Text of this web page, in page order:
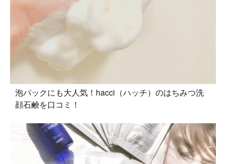
泡パックにも大人気！hacci（ハッチ）のはちみつ洗
顔石鹸を口コミ！